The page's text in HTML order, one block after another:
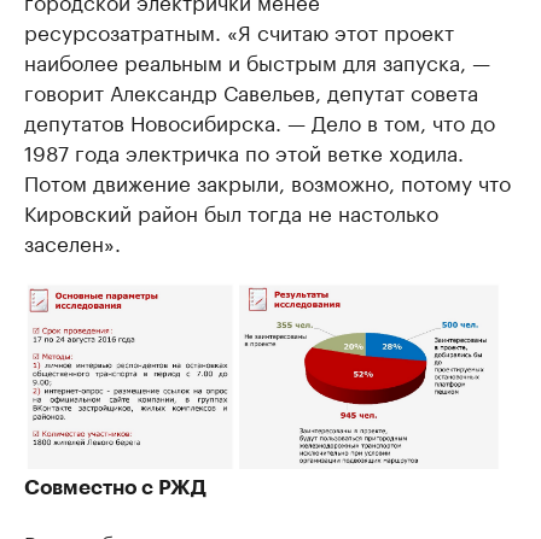
ресурсозатратным. «Я считаю этот проект
наиболее реальным и быстрым для запуска, —
говорит Александр Савельев, депутат совета
депутатов Новосибирска. — Дело в том, что до
1987 года электричка по этой ветке ходила.
Потом движение закрыли, возможно, потому что
Кировский район был тогда не настолько
заселен».
Совместно с РЖД